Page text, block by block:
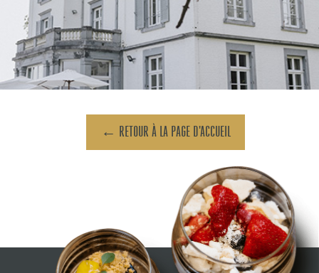
← RETOUR À LA PAGE D'ACCUEIL